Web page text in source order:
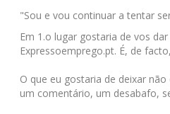
"Sou e vou continuar a tentar
Em 1.o lugar gostaria de vos
Expressoemprego.pt. É, de
O que eu gostaria de deixar
um comentário, um desabafo,